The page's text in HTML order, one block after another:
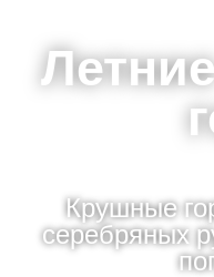
Крушные
серебряных